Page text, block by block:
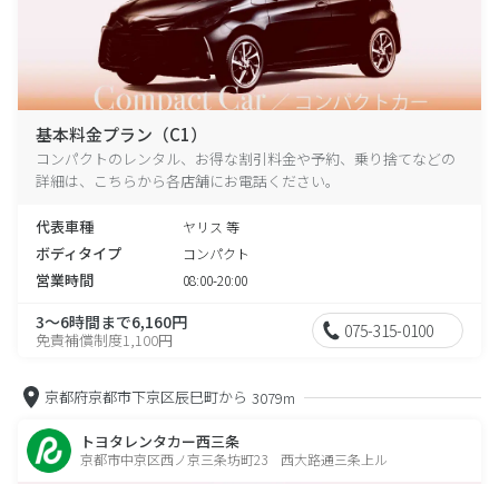
基本料金プラン（C1）
コンパクトのレンタル、お得な割引料金や予約、乗り捨てなどの
詳細は、こちらから各店舗にお電話ください。
代表車種 ヤリス 等
ボディタイプ コンパクト
営業時間 08:00-20:00
3～6時間まで6,160円
免責補償制度1,100円 075-315-0100
京都府京都市下京区辰巳町から 3079m
トヨタレンタカー西三条
京都市中京区西ノ京三条坊町23 西大路通三条上ル